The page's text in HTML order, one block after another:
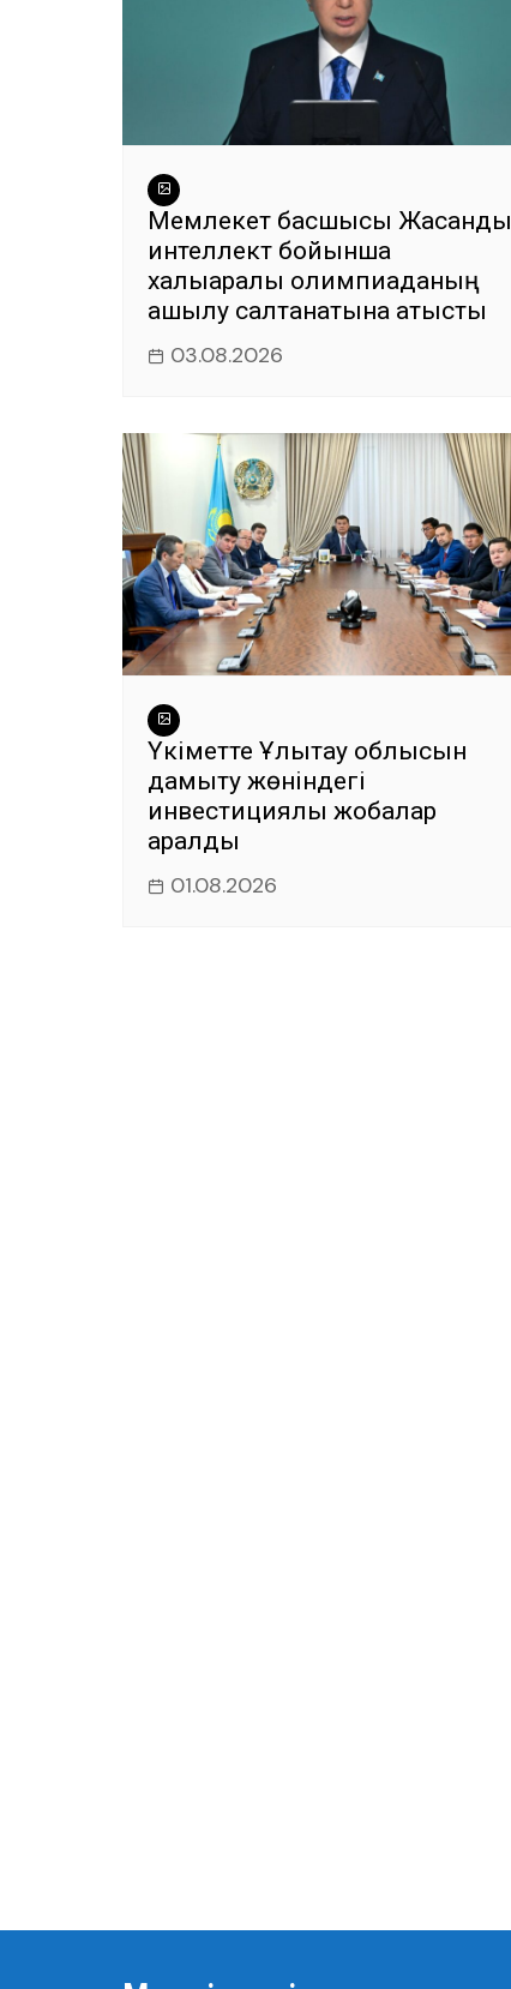
Мемлекет басшысы Жасанды
интеллект бойынша
халықаралық олимпиаданың
ашылу салтанатына қатысты
03.08.2026
Үкіметте Ұлытау облысын
дамыту жөніндегі
инвестициялық жобалар
қаралды
01.08.2026